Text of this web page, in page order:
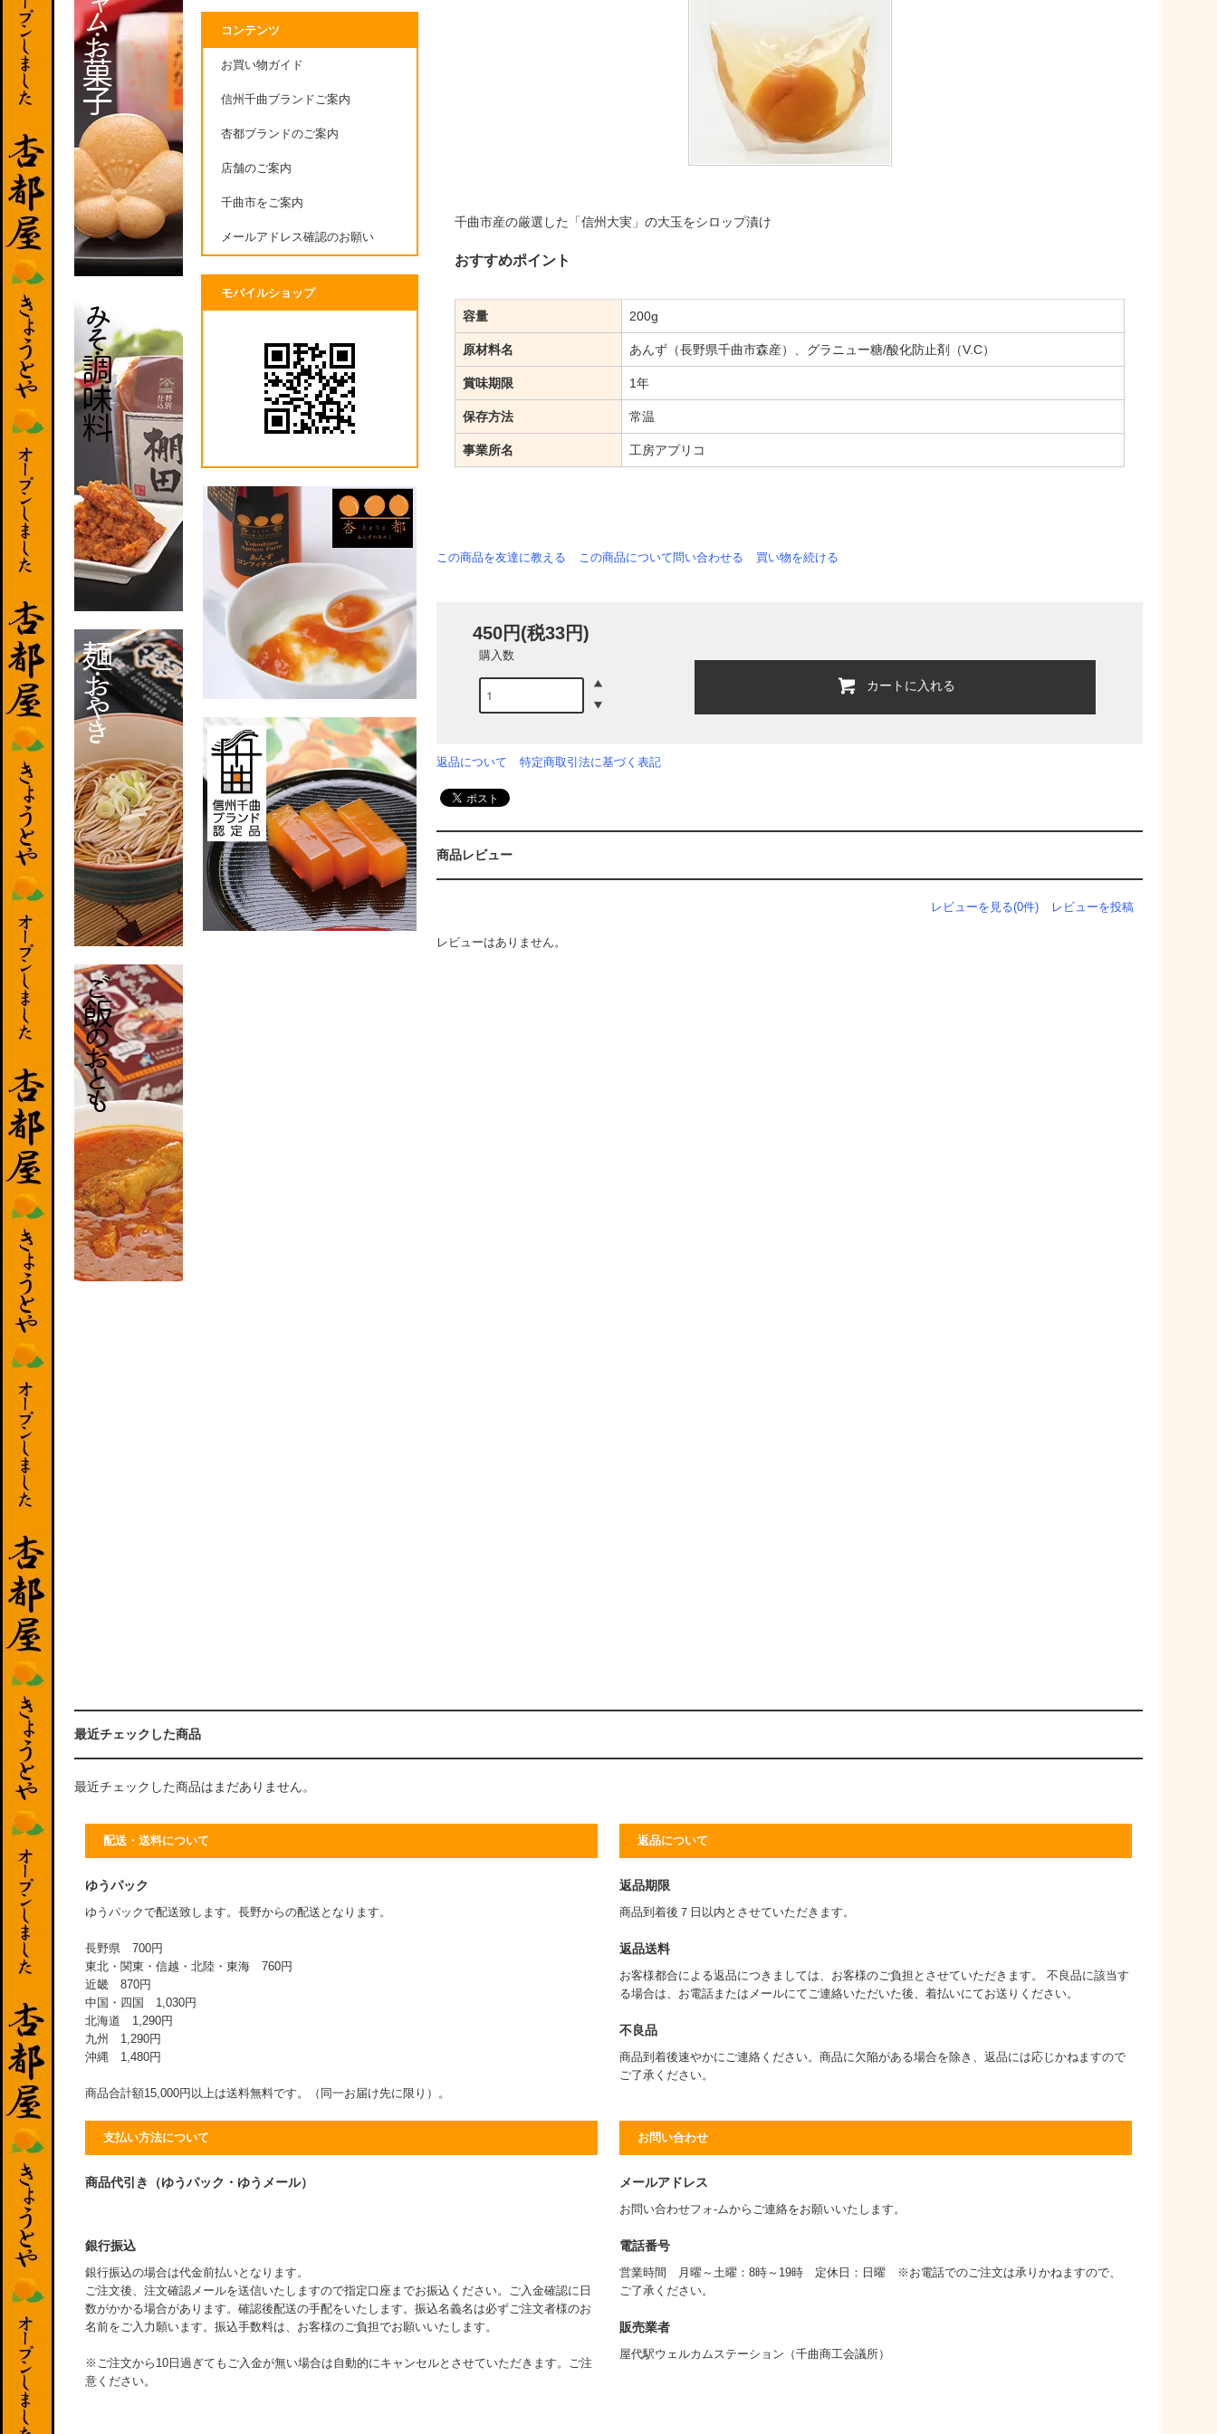
千曲市産の厳選した「信州大実」の大玉をシロップ漬け
おすすめポイント
容量 200g
原材料名 あんず（長野県千曲市森産）、グラニュー糖/酸化防止剤（V.C）
賞味期限 1年
保存方法 常温
事業所名 工房アプリコ
この商品を友達に教える この商品について問い合わせる 買い物を続ける
450円(税33円)
購入数
カートに入れる
返品について 特定商取引法に基づく表記
商品レビュー
レビューを見る(0件) レビューを投稿
レビューはありません。
コンテンツ
お買い物ガイド
信州千曲ブランドご案内
杏都ブランドのご案内
店舗のご案内
千曲市をご案内
メールアドレス確認のお願い
モバイルショップ
最近チェックした商品
最近チェックした商品はまだありません。
配送・送料について
ゆうパック
ゆうパックで配送致します。長野からの配送となります。
長野県 700円
東北・関東・信越・北陸・東海 760円
近畿 870円
中国・四国 1,030円
北海道 1,290円
九州 1,290円
沖縄 1,480円
商品合計額15,000円以上は送料無料です。（同一お届け先に限り）。
返品について
返品期限
商品到着後７日以内とさせていただきます。
返品送料
お客様都合による返品につきましては、お客様のご負担とさせていただきます。 不良品に該当す
る場合は、お電話またはメールにてご連絡いただいた後、着払いにてお送りください。
不良品
商品到着後速やかにご連絡ください。商品に欠陥がある場合を除き、返品には応じかねますので
ご了承ください。
支払い方法について
商品代引き（ゆうパック・ゆうメール）
銀行振込
銀行振込の場合は代金前払いとなります。
ご注文後、注文確認メールを送信いたしますので指定口座までお振込ください。ご入金確認に日
数がかかる場合があります。確認後配送の手配をいたします。振込名義名は必ずご注文者様のお
名前をご入力願います。振込手数料は、お客様のご負担でお願いいたします。
※ご注文から10日過ぎてもご入金が無い場合は自動的にキャンセルとさせていただきます。ご注
意ください。
お問い合わせ
メールアドレス
お問い合わせフォ-ムからご連絡をお願いいたします。
電話番号
営業時間 月曜～土曜：8時～19時 定休日：日曜 ※お電話でのご注文は承りかねますので、
ご了承ください。
販売業者
屋代駅ウェルカムステーション（千曲商工会議所）